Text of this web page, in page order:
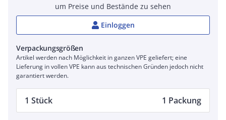
um Preise und Bestände zu sehen
Einloggen
Verpackungsgrößen
Artikel werden nach Möglichkeit in ganzen VPE geliefert; eine
Lieferung in vollen VPE kann aus technischen Gründen jedoch nicht
garantiert werden.
1 Stück 1 Packung